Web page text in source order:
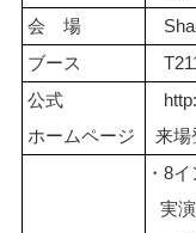
会 場
ブース
公式
ホームページ
来場
・8
実演